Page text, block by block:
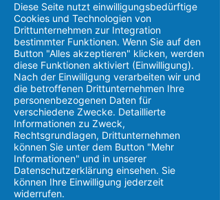
BIC: GENODEF1EK1
IBAN: DE54 5206 0410 0006 4053 98
meracon gGmbH
Verwaltung
Oldenburger Straße 233
26180 Rastede
Tel: 0 44 02 / 9 39 18 79
Fax: 0 44 02 / 5 97 90 17
E-Mail:info@meracon.deoder nutzen Sie unser
Diese Seite nutzt einwilligungsbedürftige
Cookies und Technologien von
Drittunternehmen zur Integration
bestimmter Funktionen. Wenn Sie auf den
Button "Alles akzeptieren" klicken, werden
diese Funktionen aktiviert (Einwilligung).
Nach der Einwilligung verarbeiten wir und
die betroffenen Drittunternehmen Ihre
personenbezogenen Daten für
verschiedene Zwecke. Detaillierte
Informationen zu Zweck,
Rechtsgrundlagen, Drittunternehmen
können Sie unter dem Button "Mehr
Informationen" und in unserer
Datenschutzerklärung einsehen. Sie
können Ihre Einwilligung jederzeit
widerrufen.